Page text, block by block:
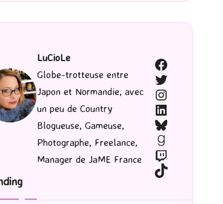
LuCioLe
Globe-trotteuse entre
Japon et Normandie, avec
un peu de Country
Blogueuse, Gameuse,
Photographe, Freelance,
Manager de JaME France
Facebook
Twitter
Instagram
LinkedIn
Bluesky
Goodreads
Twitch
TikTok